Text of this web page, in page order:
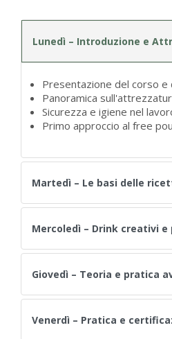
Lunedì – Introduzione e
Presentazione del corso
Panoramica
Sicurezza e igiene nel
Primo approccio al free
Martedì – Le basi delle
Mercoledì – Drink creativi
Giovedì – Teoria e pratica
Venerdì – Pratica e